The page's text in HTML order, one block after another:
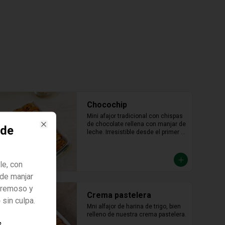
Chocochip
Mini afajor tradicional con chispas
de chocolate rellena con manjar de
leche. Irresistible desde el primer
Crema pastelera
Mni alfajor de harina de trigo, bien
relleno de nuestra crema pastelera.
con
manjar
y
culpa.
Close